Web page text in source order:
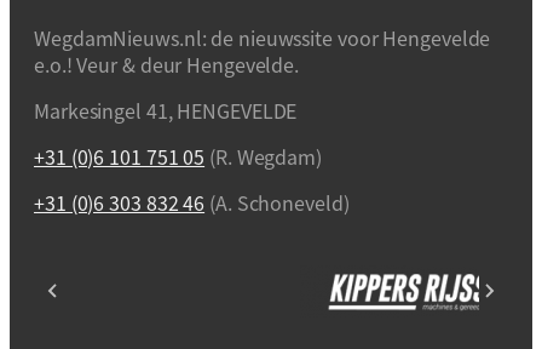
WegdamNieuws.nl: de nieuwssite voor Hengevelde
e.o.! Veur & deur Hengevelde.
Markesingel 41, HENGEVELDE
+31 (0)6 101 751 05 (R. Wegdam)
+31 (0)6 303 832 46 (A. Schoneveld)